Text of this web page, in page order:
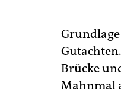
Brücke
Mahnmal